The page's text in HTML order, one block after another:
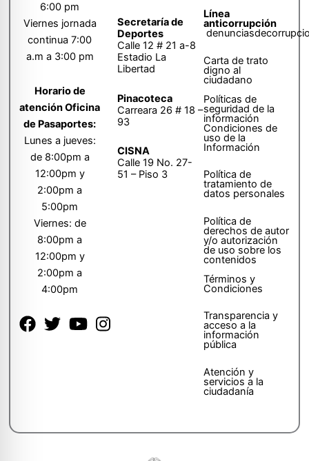
6:00 pm
Viernes jornada
continua 7:00
a.m a 3:00 pm
Horario de
atención Oficina
de Pasaportes:
Lunes a jueves:
de 8:00pm a
12:00pm y
2:00pm a
5:00pm
Viernes: de
8:00pm a
12:00pm y
2:00pm a
4:00pm
Secretaría de
Deportes
Calle 12 # 21 a-8
Estadio La
Libertad
Pinacoteca
Carreara 26 # 18 –
93
CISNA
Calle 19 No. 27-
51 – Piso 3
Línea
anticorrupción
Carta de trato
digno al
ciudadano
Políticas de
seguridad de la
información
Condiciones de
uso de la
Información
Política de
tratamiento de
datos personales
Política de
derechos de autor
y/o autorización
de uso sobre los
contenidos
Términos y
Condiciones
Transparencia y
acceso a la
información
pública
Atención y
servicios a la
ciudadanía